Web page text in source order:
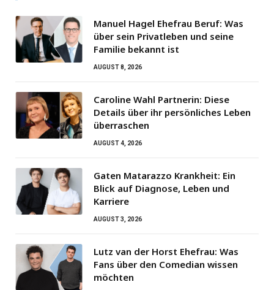
Manuel Hagel Ehefrau Beruf: Was
über sein Privatleben und seine
Familie bekannt ist
AUGUST 8, 2026
Caroline Wahl Partnerin: Diese
Details über ihr persönliches Leben
überraschen
AUGUST 4, 2026
Gaten Matarazzo Krankheit: Ein
Blick auf Diagnose, Leben und
Karriere
AUGUST 3, 2026
Lutz van der Horst Ehefrau: Was
Fans über den Comedian wissen
möchten